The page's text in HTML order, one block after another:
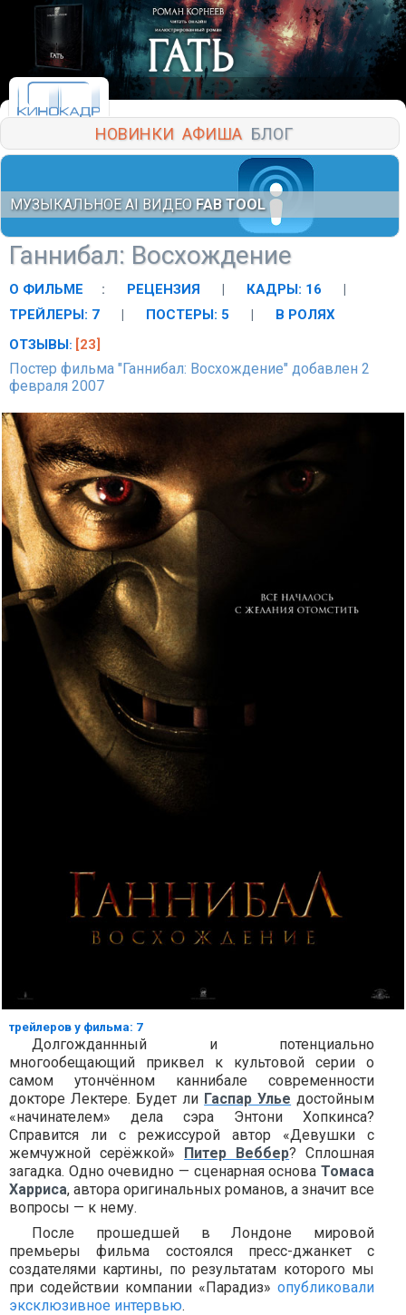
НОВИНКИ АФИША БЛОГ
МУЗЫКАЛЬНОЕ AI ВИДЕО FAB TOOL
Ганнибал: Восхождение
О ФИЛЬМЕ : РЕЦЕНЗИЯ | КАДРЫ: 16
|
ТРЕЙЛЕРЫ: 7
| ПОСТЕРЫ: 5 |
В РОЛЯХ
ОТЗЫВЫ: [23]
Постер фильма "Ганнибал: Восхождение" добавлен 2
февраля 2007
трейлеров у фильма: 7
Долгожданнный и потенциально
многообещающий приквел к культовой серии о
самом утончённом каннибале современности
докторе Лектере. Будет ли Гаспар Улье достойным
«начинателем» дела сэра Энтони Хопкинса?
Справится ли с режиссурой автор «Девушки с
жемчужной серёжкой» Питер Веббер? Сплошная
загадка. Одно очевидно — сценарная основаТомаса
Харриса, автора оригинальных романов, а значит все
вопросы — к нему.
После прошедшей в Лондоне мировой
премьеры фильма состоялся пресс-джанкет с
создателями картины, по результатам которого мы
при содействии компании «Парадиз»опубликовали
эксклюзивное интервью.